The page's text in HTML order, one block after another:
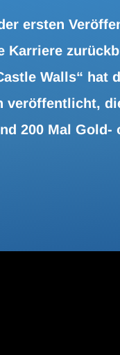
ersten
Karriere
Walls“ hat
veröffentlicht,
200 Mal Gold-